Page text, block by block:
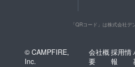
「QRコード」は株式会社デ
© CAMPFIRE,
Inc.
会社概
要
採用情
報